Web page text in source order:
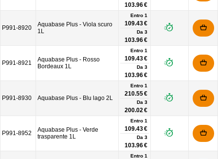
103.96 €
P991-8920
Aquabase Plus - Viola scuro
1L
Entro 1
109.43 €
Da 3
103.96 €
P991-8921
Aquabase Plus - Rosso
Bordeaux 1L
Entro 1
109.43 €
Da 3
103.96 €
P991-8930 Aquabase Plus - Blu lago 2L
Entro 1
210.55 €
Da 3
200.02 €
P991-8952
Aquabase Plus - Verde
trasparente 1L
Entro 1
109.43 €
Da 3
103.96 €
Entro 1